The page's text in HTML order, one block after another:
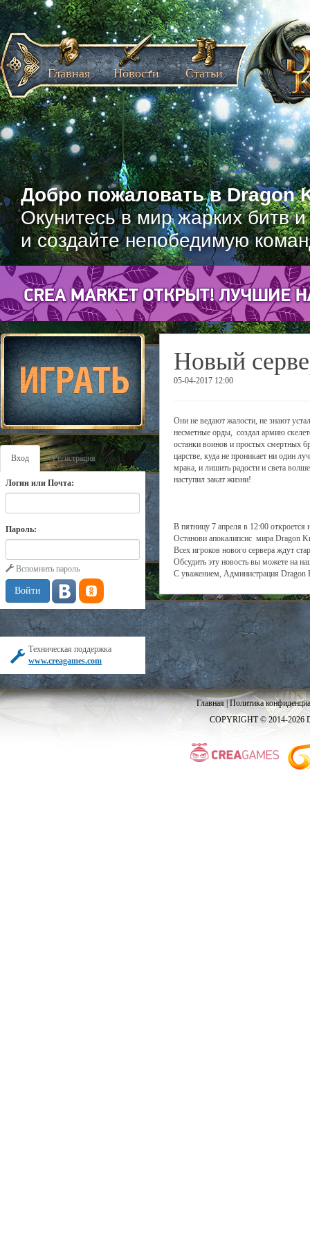
Добро пожаловать в Dragon
Окунитесь в мир жарких битв
и создайте непобедимую
Главная Новости Статьи
Вход Регистрация
Логин или Почта:
Пароль:
Вспомнить пароль
Техническая поддержка
www.creagames.com
Новый
05-04-2017 12:00
Они не ведают жалости, не знают
несметные орды, создал армию
останки воинов и простых смертных
царстве, куда не проникает ни один
мрака, и лишить радости и света
наступил закат жизни!
В пятницу 7 апреля в 12:00
Останови апокалипсис мира Dragon
Всех игроков нового сервера ждут
Обсудить эту новость вы можете на
С уважением, Администрация Dragon
Главная|Политика
COPYRIGHT © 2014-2026